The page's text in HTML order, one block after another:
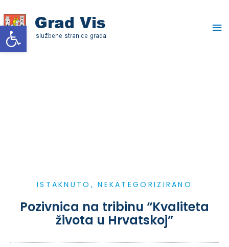
Open toolbar
to
content
ISTAKNUTO ,NEKATEGORIZIRANO
Pozivnica na tribinu “Kvaliteta
života u Hrvatskoj”